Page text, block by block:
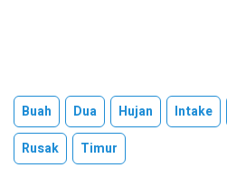
Buah Dua Hujan Intake
Rusak
Timur